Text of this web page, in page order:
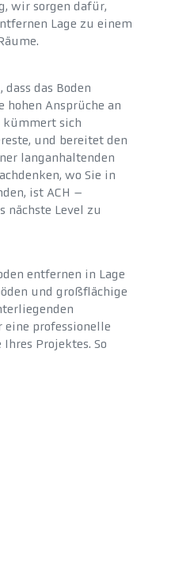
wir sorgen dafür,
Lage zu einem
das Boden
Ansprüche an
kümmert sich
und bereitet den
langanhaltenden
wo Sie in
ist ACH –
nächste Level zu
entfernen in Lage
und großflächige
eine professionelle
Projektes. So